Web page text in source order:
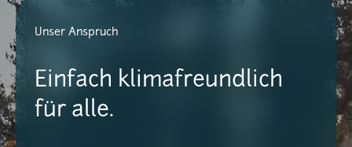
Unser Anspruch
Einfach klimafreundlich
für alle.